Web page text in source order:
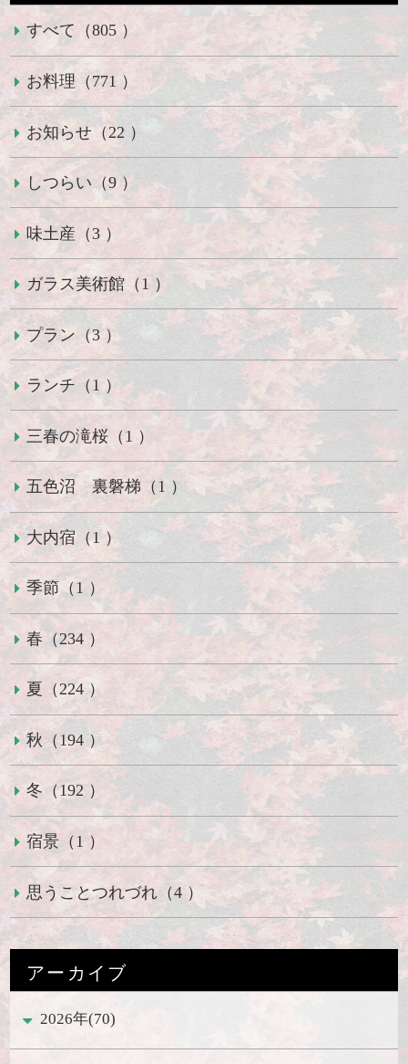
すべて（805 ）
お料理（771 ）
お知らせ（22 ）
しつらい（9 ）
味土産（3 ）
ガラス美術館（1 ）
プラン（3 ）
ランチ（1 ）
三春の滝桜（1 ）
五色沼 裏磐梯（1 ）
大内宿（1 ）
季節（1 ）
春（234 ）
夏（224 ）
秋（194 ）
冬（192 ）
宿景（1 ）
思うことつれづれ（4 ）
アーカイブ
2026年(70)